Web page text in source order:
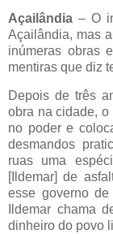
Açailândia – O
Açailândia, mas
inúmeras obras
mentiras que diz
Depois de três
obra na cidade, o
no poder e
desmandos
ruas uma
[Ildemar] de
esse governo
Ildemar chama
dinheiro do povo